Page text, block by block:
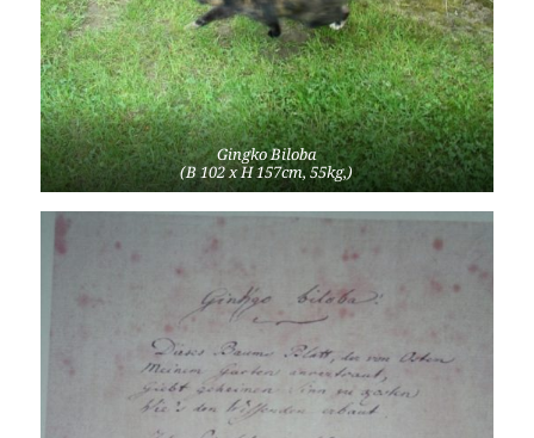
Gingko Biloba
(B 102 x H 157cm, 55kg,)